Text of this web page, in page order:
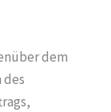
dem